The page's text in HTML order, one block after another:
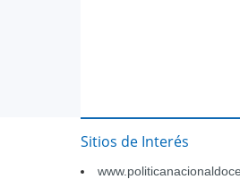
Sitios de Interés